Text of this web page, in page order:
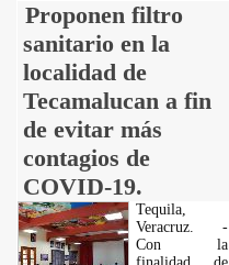
Proponen filtro
sanitario en la
localidad de
Tecamalucan a fin
de evitar más
contagios de
COVID-19.
Tequila,
Veracruz. -
Con la